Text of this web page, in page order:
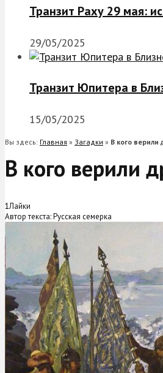
Транзит Раху 29 мая:
29/05/2025
Транзит Юпитера в
15/05/2025
Вы здесь: Главная » Загадки » В кого
В кого верили
1Лайки
Автор текста: Русская семерка